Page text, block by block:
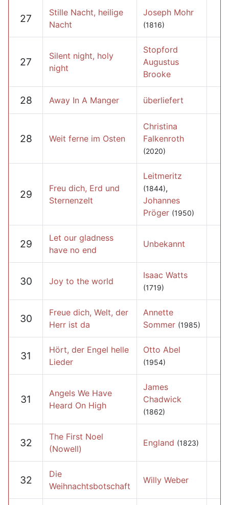
27
Stille Nacht, heilige
Nacht
Joseph Mohr
(1816)
27
Silent night, holy
night
Stopford
Augustus
Brooke
28 Away In A Manger überliefert
28 Weit ferne im Osten
Christina
Falkenroth
(2020)
29
Freu dich, Erd und
Sternenzelt
Leitmeritz
(1844),
Johannes
Pröger (1950)
29
Let our gladness
have no end
Unbekannt
30 Joy to the world
Isaac Watts
(1719)
30
Freue dich, Welt, der
Herr ist da
Annette
Sommer (1985)
31
Hört, der Engel helle
Lieder
Otto Abel
(1954)
31
Angels We Have
Heard On High
James
Chadwick
(1862)
32
The First Noel
(Nowell)
England (1823)
32
Die
Weihnachtsbotschaft
Willy Weber